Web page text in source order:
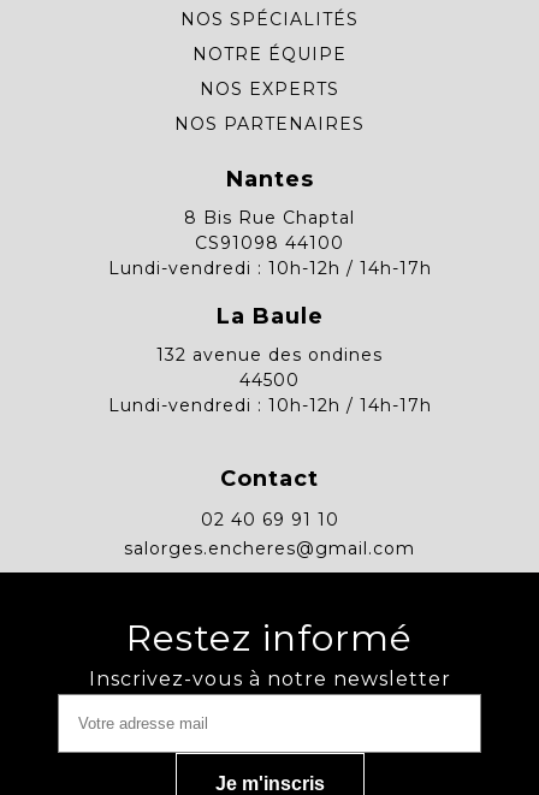
NOS SPÉCIALITÉS
NOTRE ÉQUIPE
NOS EXPERTS
NOS PARTENAIRES
Nantes
8 Bis Rue Chaptal
CS91098 44100
Lundi-vendredi : 10h-12h / 14h-17h
La Baule
132 avenue des ondines
44500
Lundi-vendredi : 10h-12h / 14h-17h
Contact
02 40 69 91 10
salorges.encheres@gmail.com
Restez informé
Inscrivez-vous à notre newsletter